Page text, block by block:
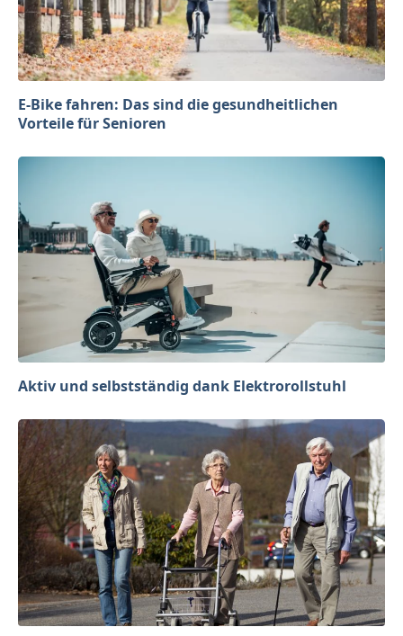
E-Bike fahren: Das sind die gesundheitlichen
Vorteile für Senioren
Aktiv und selbstständig dank Elektrorollstuhl